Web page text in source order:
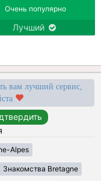
Очень популярно
Лучший
вам лучший сервис,
Alpes
Знакомства Bretagne